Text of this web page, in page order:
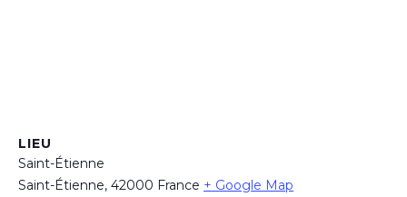
LIEU
Saint-Étienne
Saint-Étienne, 42000 France + Google Map